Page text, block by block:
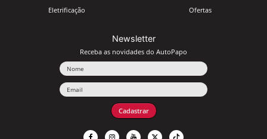
Eletrificação Ofertas
Newsletter
Receba as novidades do AutoPapo
Cadastrar